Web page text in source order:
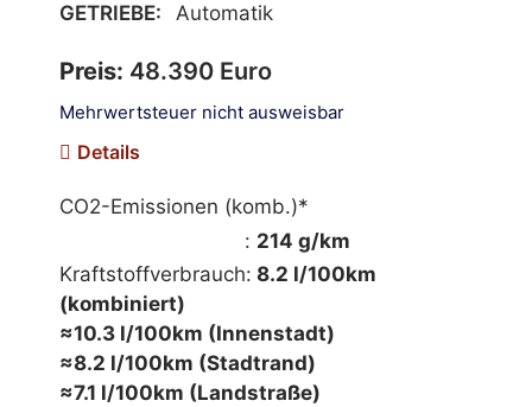
GETRIEBE: Automatik
Preis: 48.390 Euro
Mehrwertsteuer nicht ausweisbar
Details
CO2-Emissionen (komb.)*
: 214 g/km
Kraftstoffverbrauch: 8.2 l/100km
(kombiniert)
≈10.3 l/100km (Innenstadt)
≈8.2 l/100km (Stadtrand)
≈7.1 l/100km (Landstraße)